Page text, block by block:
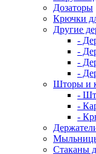
Дозаторы
Крючки
Другие
-
-
-
-
Шторы и
-
-
-
Стаканы